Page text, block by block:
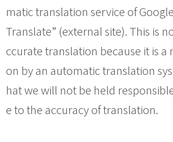
matic translation service of
Translate” (external site). This is
ccurate translation because it is a
on by an automatic translation
hat we will not be held
e to the accuracy of translation.